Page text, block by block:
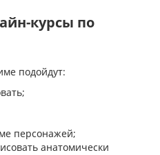
курсы по
подойдут:
персонажей;
анатомически